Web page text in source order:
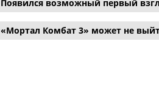
Появился возможный первый
«Мортал Комбат 3» может не